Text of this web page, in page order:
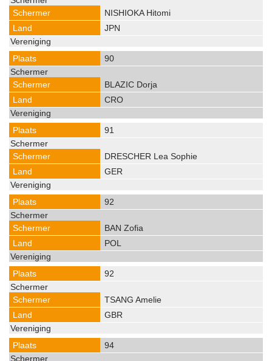
NISHIOKA Hitomi
JPN
90
BLAZIC Dorja
CRO
91
DRESCHER Lea Sophie
GER
92
BAN Zofia
POL
92
TSANG Amelie
GBR
94